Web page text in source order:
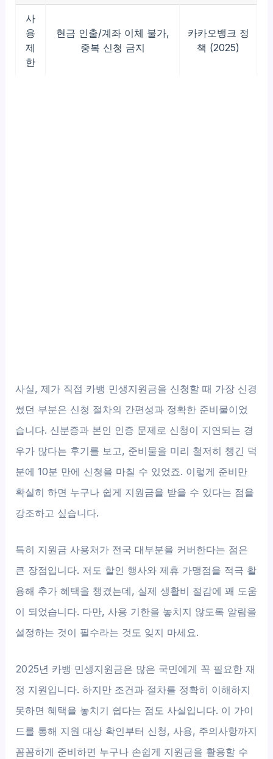
사
용
제
한
현금 인출/계좌 이체 불가,
중복 신청 금지
카카오뱅크 정
책 (2025)
사실, 제가 직접 카뱅 민생지원금을 신청할 때 가장 신경
썼던 부분은 신청 절차의 간편성과 정확한 준비물이었
습니다. 신분증과 본인 인증 문제로 신청이 지연되는 경
우가 많다는 후기를 보고, 준비물을 미리 철저히 챙긴 덕
분에 10분 만에 신청을 마칠 수 있었죠. 이렇게 준비만
확실히 하면 누구나 쉽게 지원금을 받을 수 있다는 점을
강조하고 싶습니다.
특히 지원금 사용처가 전국 대부분을 커버한다는 점은
큰 장점입니다. 저도 할인 행사와 제휴 가맹점을 적극 활
용해 추가 혜택을 챙겼는데, 실제 생활비 절감에 꽤 도움
이 되었습니다. 다만, 사용 기한을 놓치지 않도록 알림을
설정하는 것이 필수라는 것도 잊지 마세요.
2025년 카뱅 민생지원금은 많은 국민에게 꼭 필요한 재
정 지원입니다. 하지만 조건과 절차를 정확히 이해하지
못하면 혜택을 놓치기 쉽다는 점도 사실입니다. 이 가이
드를 통해 지원 대상 확인부터 신청, 사용, 주의사항까지
꼼꼼하게 준비하면 누구나 손쉽게 지원금을 활용할 수